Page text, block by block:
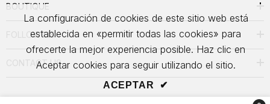
BOUTIQUE
FOLLOW US
CONTACT US
La configuración de cookies de este sitio web está
establecida en «permitir todas las cookies» para
ofrecerte la mejor experiencia posible. Haz clic en
Aceptar cookies para seguir utilizando el sitio.
ACEPTAR ✔